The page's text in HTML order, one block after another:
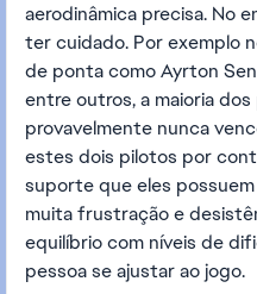
aerodinâmica precisa. No
ter cuidado. Por exemplo
de ponta como Ayrton
entre outros, a maioria
provavelmente nunca
estes dois pilotos por
suporte que eles
muita frustração e
equilíbrio com níveis de
pessoa se ajustar ao jogo.